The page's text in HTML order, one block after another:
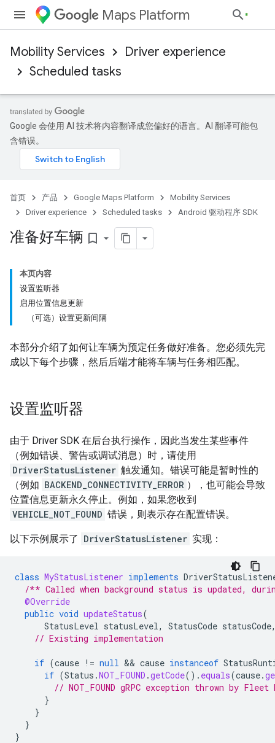
Maps Platform
Mobility Services
Driver experience
Scheduled tasks
Google 会使用 AI 技术将内容翻译成您偏好的语言。AI 翻译可能包
含错误。
首页 产品 Google Maps Platform
Mobility Services
Driver experience
Scheduled tasks Android 驱动程序 SDK
准备好车辆 bookmark_border
本页内容
设置监听器
启用位置信息更新
（可选）设置更新间隔
本部分介绍了如何让车辆为预定任务做好准备。您必须先完
成以下每个步骤，然后后端才能将车辆与任务相匹配。
设置监听器
由于 Driver SDK 在后台执行操作，因此当发生某些事件
（例如错误、警告或调试消息）时，请使用
DriverStatusListener 触发通知。错误可能是暂时性的
（例如 BACKEND_CONNECTIVITY_ERROR ），也可能会导致
位置信息更新永久停止。例如，如果您收到
VEHICLE_NOT_FOUND 错误，则表示存在配置错误。
以下示例展示了 DriverStatusListener 实现：
class MyStatusListener implements
/** Called when background status is updated,
@Override
public void updateStatus(
StatusLevel statusLevel, StatusCode statusCode
// Existing implementation
if (cause != null && cause instanceof
if (Status .NOT_FOUND .getCode(). equals(cause.
// NOT_FOUND gRPC exception thrown by Fleet
}
}
}
}